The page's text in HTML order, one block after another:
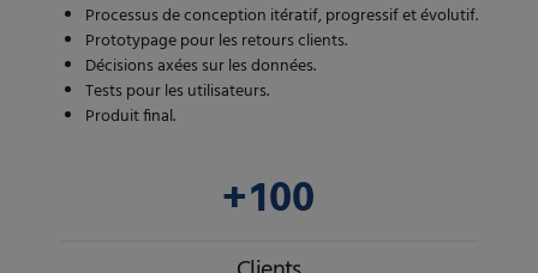
Processus de conception itératif, progressif et évolutif.
Prototypage pour les retours clients.
Décisions axées sur les données.
Tests pour les utilisateurs.
Produit final.
+1
2
6
7
0
6
7
0
0
1
2
3
3
4
6
7
8
0
3
4